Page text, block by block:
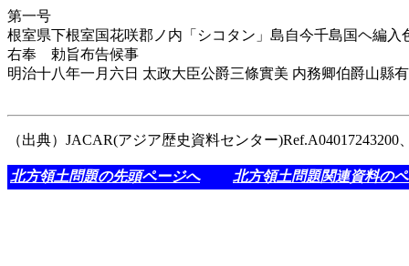
第一号
根室県下根室国花咲郡ノ内「シコタン」島自今千島国ヘ編入
右奉 勅旨布告候事
明治十八年一月六日 太政大臣公爵三條實美 内務卿伯爵山縣
（出典）JACAR(アジア歴史資料センター
北方領土問題の先頭ページへ 北方領土問題関連資料の